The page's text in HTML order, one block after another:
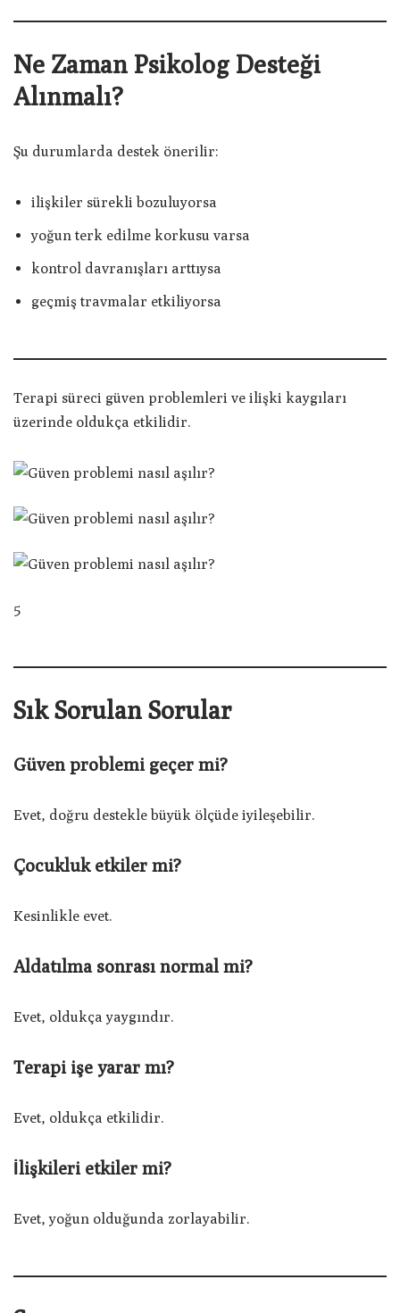
Ne Zaman Psikolog Desteği
Alınmalı?
Şu durumlarda destek önerilir:
ilişkiler sürekli bozuluyorsa
yoğun terk edilme korkusu varsa
kontrol davranışları arttıysa
geçmiş travmalar etkiliyorsa
Terapi süreci güven problemleri ve ilişki kaygıları
üzerinde oldukça etkilidir.
5
Sık Sorulan Sorular
Güven problemi geçer mi?
Evet, doğru destekle büyük ölçüde iyileşebilir.
Çocukluk etkiler mi?
Kesinlikle evet.
Aldatılma sonrası normal mi?
Evet, oldukça yaygındır.
Terapi işe yarar mı?
Evet, oldukça etkilidir.
İlişkileri etkiler mi?
Evet, yoğun olduğunda zorlayabilir.